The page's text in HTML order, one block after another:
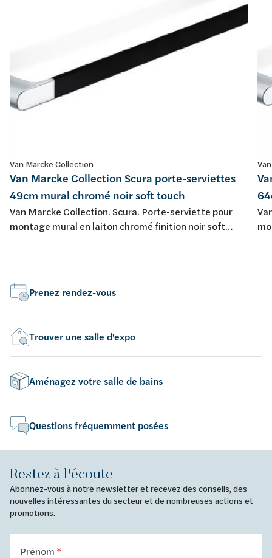
Van Marcke Collection
Van Marcke Collection Scura porte-serviettes
49cm mural chromé noir soft touch
Van Marcke Collection. Scura. Porte-serviette pour
montage mural en laiton chromé finition noir soft
Prenez rendez-vous
Trouver une salle d'expo
Aménagez votre salle de bains
Questions fréquemment posées
Restez à l'écoute
Abonnez-vous à notre newsletter et recevez des conseils, des
nouvelles intéressantes du secteur et de nombreuses actions et
promotions.
Prénom